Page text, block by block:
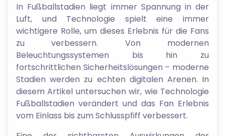
In Fußballstadien liegt immer Spannung in der
Luft, und Technologie spielt eine immer
wichtigere Rolle, um dieses Erlebnis für die Fans
zu verbessern. Von modernen
Beleuchtungssystemen bis hin zu
fortschrittlichen Sicherheitslösungen – moderne
Stadien werden zu echten digitalen Arenen. In
diesem Artikel untersuchen wir, wie Technologie
Fußballstadien verändert und das Fan Erlebnis
vom Einlass bis zum Schlusspfiff verbessert.